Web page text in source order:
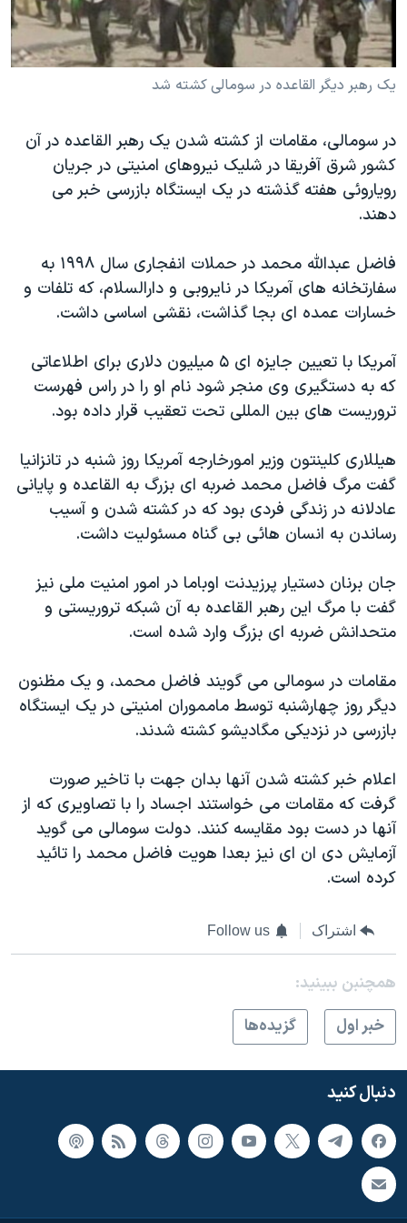
فرهنگ و زندگی
حقوق شهروندی
اقتصادی
اسرائیل در جنگ
گالری عکس
آرشیو پخش زنده
مستندها
انتخابات ریاست جمهوری آمریکا ۲۰۲۴
حمله جمهوری اسلامی به اسرائیل
ورزش زنان در ایران
اعتراضات زن، زندگی، آزادی
مجموعه مستندهای دادخواهی
دادگاه حمید نوری
چهل سال گروگان‌گیری
اعتراضات مردمی آبان ۹۸
اسرائیل در جنگ
همایش محافظه‌کاران آمریکا «سی‌پک»
صفحه‌های ویژه
سفر پرزیدنت ترامپ به چین
دنبال کنید
زبانهای مختلف
يک رهبر ديگر القاعده در سومالی کشته شد
در سومالی، مقامات از کشته شدن يک رهبر القاعده در آن
کشور شرق آفريقا در شليک نيروهای امنيتی در جريان
روياروئی هفته گذشته در يک ايستگاه بازرسی خبر می
دهند.
فاضل عبدالله محمد در حملات انفجاری سال ۱۹۹۸ به
سفارتخانه های آمريکا در نايروبی و دارالسلام، که تلفات و
خسارات عمده ای بجا گذاشت، نقشی اساسی داشت.
آمريکا با تعيين جايزه ای ۵ ميليون دلاری برای اطلاعاتی
که به دستگيری وی منجر شود نام او را در راس فهرست
تروريست های بين المللی تحت تعقيب قرار داده بود.
هيللاری کلينتون وزير امورخارجه آمريکا روز شنبه در تانزانيا
گفت مرگ فاضل محمد ضربه ای بزرگ به القاعده و پايانی
عادلانه در زندگی فردی بود که در کشته شدن و آسيب
رساندن به انسان هائی بی گناه مسئوليت داشت.
جان برنان دستيار پرزيدنت اوباما در امور امنيت ملی نيز
گفت با مرگ اين رهبر القاعده به آن شبکه تروريستی و
متحدانش ضربه ای بزرگ وارد شده است.
مقامات در سومالی می گويند فاضل محمد، و يک مظنون
ديگر روز چهارشنبه توسط مامموران امنيتی در يک ايستگاه
بازرسی در نزديکی مگاديشو کشته شدند.
اعلام خبر کشته شدن آنها بدان جهت با تاخير صورت
گرفت که مقامات می خواستند اجساد را با تصاويری که از
آنها در دست بود مقايسه کنند. دولت سومالی می گويد
آزمايش دی ان ای نيز بعدا هويت فاضل محمد را تائيد
کرده است.
اشتراک Follow us
همچنبن ببینید:
خبر اول
گزيده‌ها
دنبال کنید